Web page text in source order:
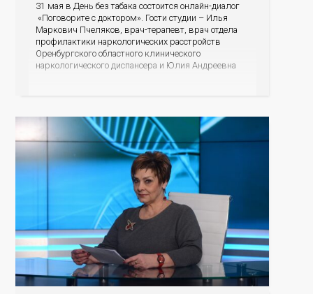
31 мая в День без табака состоится онлайн-диалог
«Поговорите с доктором». Гости студии – Илья
Маркович Пчеляков, врач-терапевт, врач отдела
профилактики наркологических расстройств
Оренбургского областного клинического
наркологического диспансера и Юлия Андреевна
сигаретный фильтр их задержать?